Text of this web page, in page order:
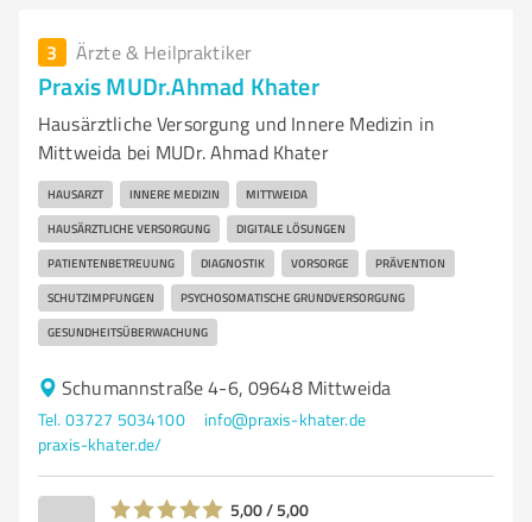
3 Ärzte & Heilpraktiker
Praxis MUDr.Ahmad Khater
Hausärztliche Versorgung und Innere Medizin in
Mittweida bei MUDr. Ahmad Khater
HAUSARZT INNERE MEDIZIN MITTWEIDA
HAUSÄRZTLICHE VERSORGUNG DIGITALE LÖSUNGEN
PATIENTENBETREUUNG DIAGNOSTIK VORSORGE PRÄVENTION
SCHUTZIMPFUNGEN PSYCHOSOMATISCHE GRUNDVERSORGUNG
GESUNDHEITSÜBERWACHUNG
Schumannstraße 4-6, 09648 Mittweida
Tel. 03727 5034100
info@praxis-khater.de
praxis-khater.de/
5,00 / 5,00